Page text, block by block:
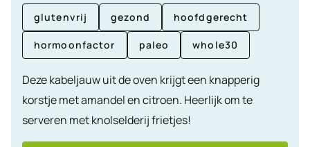
glutenvrij gezond hoofdgerecht
hormoonfactor paleo whole30
Deze kabeljauw uit de oven krijgt een knapperig
korstje met amandel en citroen. Heerlijk om te
serveren met knolselderij frietjes!